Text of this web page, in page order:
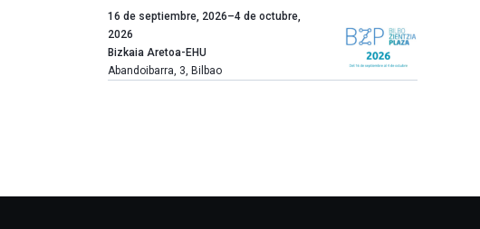
Un
año
más,
Bilbao
la
16 de septiembre, 2026–4 de octubre,
2026
Bizkaia Aretoa-EHU
Abandoibarra, 3, Bilbao